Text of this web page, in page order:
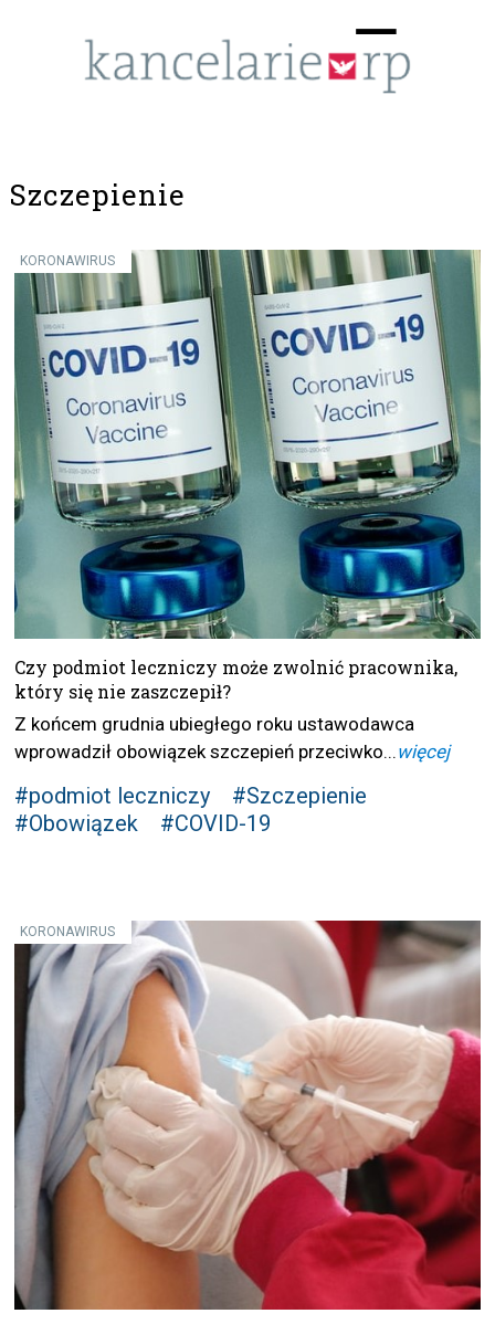
☰
Szczepienie
KORONAWIRUS
Czy podmiot leczniczy może zwolnić pracownika,
który się nie zaszczepił?
Z końcem grudnia ubiegłego roku ustawodawca
wprowadził obowiązek szczepień przeciwko...więcej
#podmiot leczniczy
#Szczepienie
#Obowiązek
#COVID-19
KORONAWIRUS